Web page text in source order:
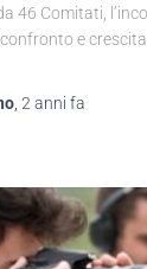
46 Comitati,
confronto e
2 anni fa